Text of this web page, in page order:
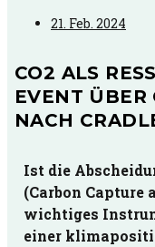
21. Feb. 2024
CO2 ALS
EVENT ÜBER
NACH
Ist die
(Carbon Capture
wichtiges
einer